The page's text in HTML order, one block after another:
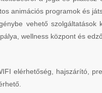
animációs programok és
vehető szolgáltatások
wellness központ és
elérhetőség, hajszárító,